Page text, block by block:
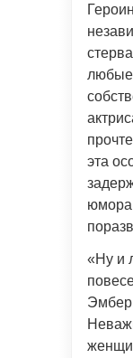
любые
эта
«Ну и